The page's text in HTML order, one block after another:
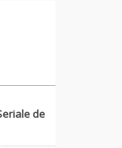
de